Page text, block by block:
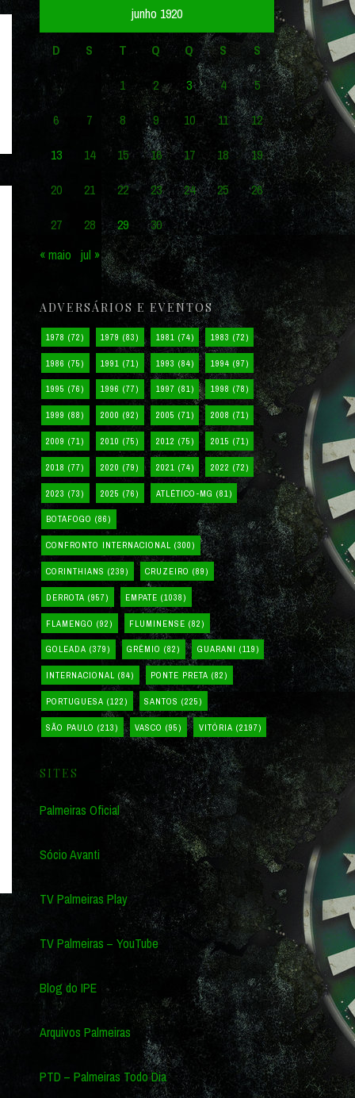
junho 1920
D S T Q Q S
S
1
2 3 4
5
6
7 8 9 10 11
12
13
14 15 16 17 18
19
20
21 22 23 24 25
26
27
28 29
30
« maio jul »
ADVERSÁRIOS E EVENTOS
1978 (72) 1979 (83) 1981 (74) 1983 (72)
1986 (75) 1991 (71) 1993 (84) 1994 (97)
1995 (76) 1996 (77) 1997 (81) 1998 (78)
1999 (88) 2000 (92) 2005 (71) 2008 (71)
2009 (71) 2010 (75) 2012 (75) 2015 (71)
2018 (77) 2020 (79) 2021 (74) 2022 (72)
2023 (73) 2025 (76) ATLÉTICO-MG (81)
BOTAFOGO (86)
CONFRONTO INTERNACIONAL (300)
CORINTHIANS (239) CRUZEIRO (89)
DERROTA (957) EMPATE (1038)
FLAMENGO (92) FLUMINENSE (82)
GOLEADA (379) GRÊMIO (82) GUARANI (119)
INTERNACIONAL (84) PONTE PRETA (82)
PORTUGUESA (122) SANTOS (225)
SÃO PAULO (213) VASCO (95) VITÓRIA (2197)
SITES
Palmeiras Oficial
Sócio Avanti
TV Palmeiras Play
TV Palmeiras – YouTube
Blog do IPE
Arquivos Palmeiras
PTD – Palmeiras Todo Dia